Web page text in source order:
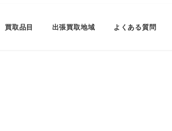
買取品目 出張買取地域 よくある質問